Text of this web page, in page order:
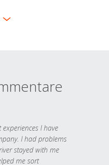
I have
I had problems
stayed with me
me sort